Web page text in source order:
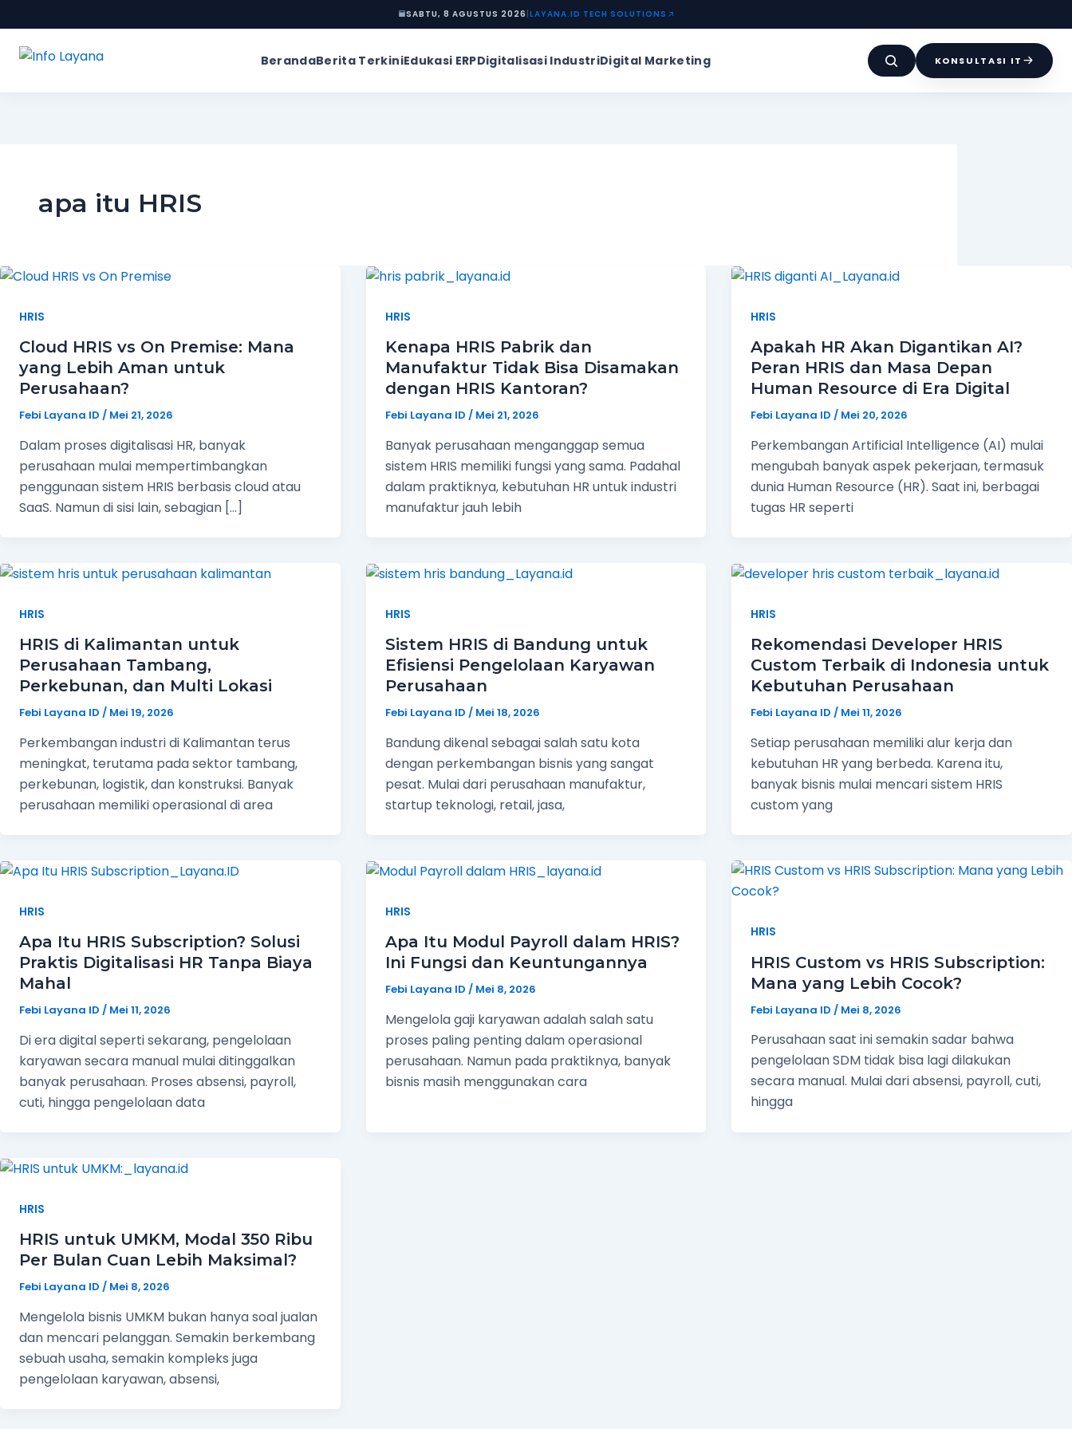
SABTU, 8 AGUSTUS 2026 LAYANA.ID TECH SOLUTIONS
BerandaBerita TerkiniEdukasi ERPDigitalisasi IndustriDigital Marketing KONSULTASI IT
apa itu HRIS
HRIS
Cloud HRIS vs On Premise: Mana
yang Lebih Aman untuk
Perusahaan?
Febi Layana ID / Mei 21, 2026
Dalam proses digitalisasi HR, banyak
perusahaan mulai mempertimbangkan
penggunaan sistem HRIS berbasis cloud atau
SaaS. Namun di sisi lain, sebagian […]
HRIS
Kenapa HRIS Pabrik dan
Manufaktur Tidak Bisa Disamakan
dengan HRIS Kantoran?
Febi Layana ID / Mei 21, 2026
Banyak perusahaan menganggap semua
sistem HRIS memiliki fungsi yang sama. Padahal
dalam praktiknya, kebutuhan HR untuk industri
manufaktur jauh lebih
HRIS
Apakah HR Akan Digantikan AI?
Peran HRIS dan Masa Depan
Human Resource di Era Digital
Febi Layana ID/ Mei 20, 2026
Perkembangan Artificial Intelligence (AI) mulai
mengubah banyak aspek pekerjaan, termasuk
dunia Human Resource (HR). Saat ini, berbagai
tugas HR seperti
HRIS
HRIS di Kalimantan untuk
Perusahaan Tambang,
Perkebunan, dan Multi Lokasi
Febi Layana ID / Mei 19, 2026
Perkembangan industri di Kalimantan terus
meningkat, terutama pada sektor tambang,
perkebunan, logistik, dan konstruksi. Banyak
perusahaan memiliki operasional di area
HRIS
Sistem HRIS di Bandung untuk
Efisiensi Pengelolaan Karyawan
Perusahaan
Febi Layana ID / Mei 18, 2026
Bandung dikenal sebagai salah satu kota
dengan perkembangan bisnis yang sangat
pesat. Mulai dari perusahaan manufaktur,
startup teknologi, retail, jasa,
HRIS
Rekomendasi Developer HRIS
Custom Terbaik di Indonesia untuk
Kebutuhan Perusahaan
Febi Layana ID/ Mei 11, 2026
Setiap perusahaan memiliki alur kerja dan
kebutuhan HR yang berbeda. Karena itu,
banyak bisnis mulai mencari sistem HRIS
custom yang
HRIS
Apa Itu HRIS Subscription? Solusi
Praktis Digitalisasi HR Tanpa Biaya
Mahal
Febi Layana ID / Mei 11, 2026
Di era digital seperti sekarang, pengelolaan
karyawan secara manual mulai ditinggalkan
banyak perusahaan. Proses absensi, payroll,
cuti, hingga pengelolaan data
HRIS
Apa Itu Modul Payroll dalam HRIS?
Ini Fungsi dan Keuntungannya
Febi Layana ID / Mei 8, 2026
Mengelola gaji karyawan adalah salah satu
proses paling penting dalam operasional
perusahaan. Namun pada praktiknya, banyak
bisnis masih menggunakan cara
HRIS
HRIS Custom vs HRIS Subscription:
Mana yang Lebih Cocok?
Febi Layana ID / Mei 8, 2026
Perusahaan saat ini semakin sadar bahwa
pengelolaan SDM tidak bisa lagi dilakukan
secara manual. Mulai dari absensi, payroll, cuti,
hingga
HRIS
HRIS untuk UMKM, Modal 350 Ribu
Per Bulan Cuan Lebih Maksimal?
Febi Layana ID / Mei 8, 2026
Mengelola bisnis UMKM bukan hanya soal jualan
dan mencari pelanggan. Semakin berkembang
sebuah usaha, semakin kompleks juga
pengelolaan karyawan, absensi,